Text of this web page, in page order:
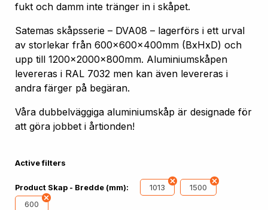
fukt och damm inte tränger in i skåpet.
Satemas skåpsserie – DVA08 – lagerförs i ett urval
av storlekar från 600x600x400mm (BxHxD) och
upp till 1200x2000x800mm. Aluminiumskåpen
levereras i RAL 7032 men kan även levereras i
andra färger på begäran.
Våra dubbelväggiga aluminiumskåp är designade för
att göra jobbet i årtionden!
Active filters
Product Skap - Bredde (mm): 1013
1500
600